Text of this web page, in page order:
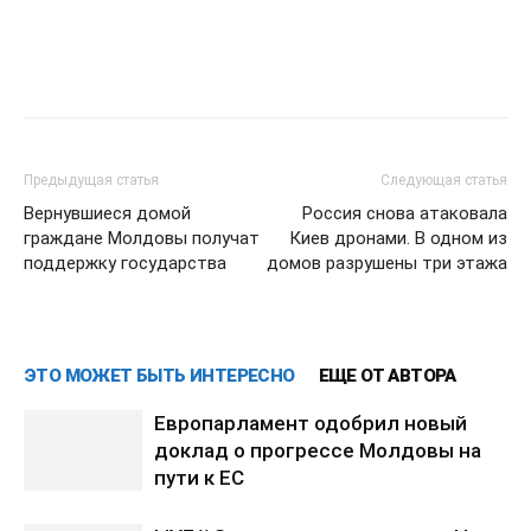
Предыдущая статья
Вернувшиеся домой
граждане Молдовы получат
поддержку государства
Следующая статья
Россия снова атаковала
Киев дронами. В одном из
домов разрушены три этажа
ЭТО МОЖЕТ БЫТЬ ИНТЕРЕСНО ЕЩЕ ОТ АВТОРА
Европарламент одобрил новый
доклад о прогрессе Молдовы на
пути к ЕС